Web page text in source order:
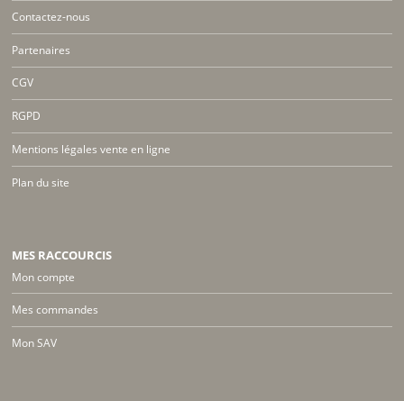
Contactez-nous
Partenaires
CGV
RGPD
Mentions légales vente en ligne
Plan du site
MES RACCOURCIS
Mon compte
Mes commandes
Mon SAV